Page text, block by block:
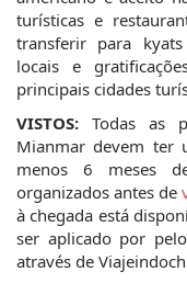
turísticas e
transferir para
locais e
principais cidades
VISTOS: Todas as
Mianmar devem ter
menos 6 meses
organizados antes de
à chegada está
ser aplicado por
através de